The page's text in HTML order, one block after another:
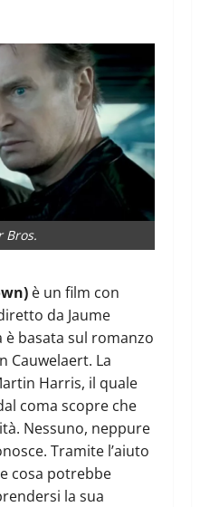
Bros.
è un film con
da Jaume
è basata sul romanzo
Cauwelaert. La
Harris, il quale
coma scopre che
Nessuno, neppure
Tramite l’aiuto
cosa potrebbe
la sua